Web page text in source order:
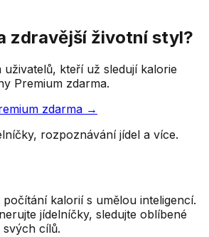
zdravější životní styl?
uživatelů, kteří už sledují kalorie
Premium zdarma.
zdarma →
rozpoznávání jídel a více.
kalorií s umělou inteligencí.
jídelníčky, sledujte oblíbené
cílů.